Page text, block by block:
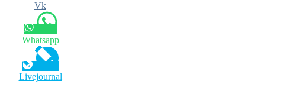
Vk
Whatsapp
Livejournal